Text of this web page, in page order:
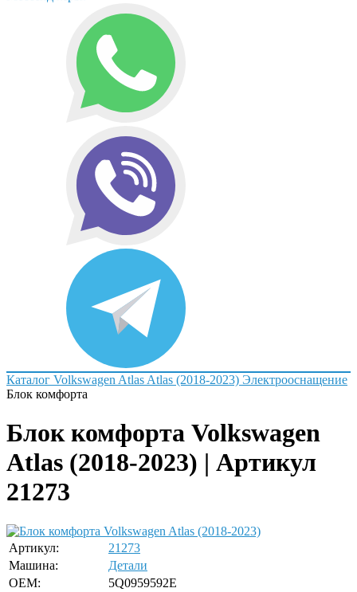
Каталог Volkswagen Atlas Atlas (2018-2023) Электрооснащение
Блок комфорта
Блок комфорта Volkswagen
Atlas (2018-2023) | Артикул
21273
Артикул:
21273
Машина:
Детали
OEM:
5Q0959592E